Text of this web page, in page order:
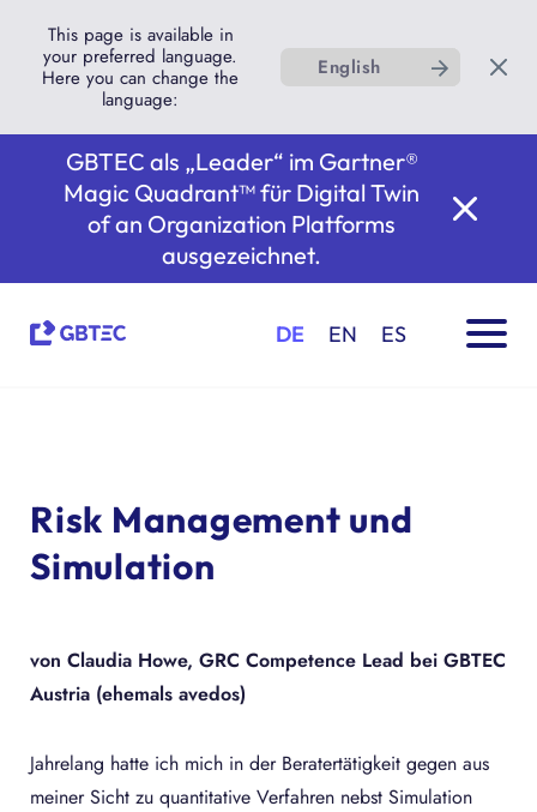
This page is available in
your preferred language.
Here you can change the
language:
English
GBTEC als „Leader“ im Gartner®
Magic Quadrant™ für Digital Twin
of an Organization Platforms
ausgezeichnet.
DE EN ES
Risk Management und
Simulation
von Claudia Howe, GRC Competence Lead bei GBTEC
Austria (ehemals avedos)
Jahrelang hatte ich mich in der Beratertätigkeit gegen aus
meiner Sicht zu quantitative Verfahren nebst Simulation